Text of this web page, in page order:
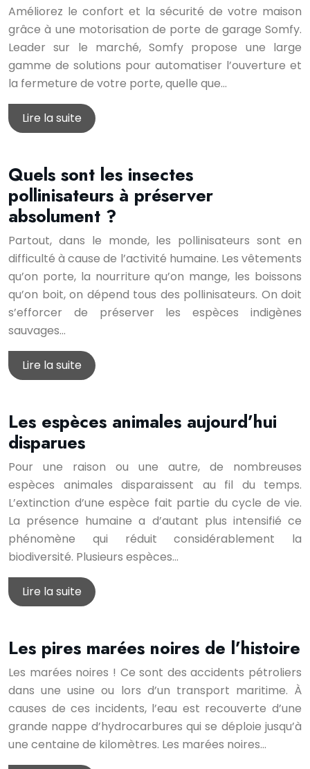
Améliorez le confort et la sécurité de votre maison
grâce à une motorisation de porte de garage Somfy.
Leader sur le marché, Somfy propose une large
gamme de solutions pour automatiser l’ouverture et
la fermeture de votre porte, quelle que…
Lire la suite
Quels sont les insectes
pollinisateurs à préserver
absolument ?
Partout, dans le monde, les pollinisateurs sont en
difficulté à cause de l’activité humaine. Les vêtements
qu’on porte, la nourriture qu’on mange, les boissons
qu’on boit, on dépend tous des pollinisateurs. On doit
s’efforcer de préserver les espèces indigènes
sauvages…
Lire la suite
Les espèces animales aujourd’hui
disparues
Pour une raison ou une autre, de nombreuses
espèces animales disparaissent au fil du temps.
L’extinction d’une espèce fait partie du cycle de vie.
La présence humaine a d’autant plus intensifié ce
phénomène qui réduit considérablement la
biodiversité. Plusieurs espèces…
Lire la suite
Les pires marées noires de l’histoire
Les marées noires ! Ce sont des accidents pétroliers
dans une usine ou lors d’un transport maritime. À
causes de ces incidents, l’eau est recouverte d’une
grande nappe d’hydrocarbures qui se déploie jusqu’à
une centaine de kilomètres. Les marées noires…